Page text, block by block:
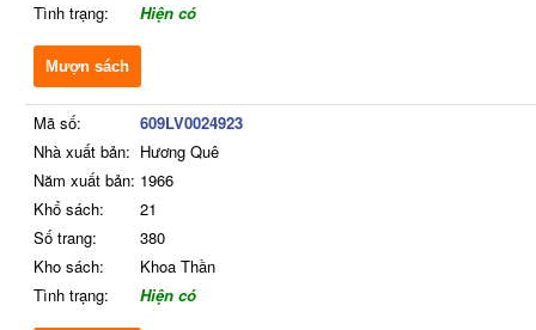
Tình trạng:
Hiện có
Mượn sách
Mã số:
609LV0024923
Nhà xuất bản: Hương Quê
Năm xuất bản: 1966
Khổ sách:
21
Số trang:
380
Kho sách:
Khoa Thần
Tình trạng:
Hiện có